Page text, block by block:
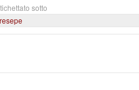
sotto